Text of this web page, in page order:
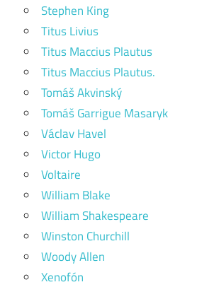
Stephen King
Titus Livius
Titus Maccius Plautus
Titus Maccius Plautus.
Tomáš Akvinský
Tomáš Garrigue Masaryk
Václav Havel
Victor Hugo
Voltaire
William Blake
William Shakespeare
Winston Churchill
Woody Allen
Xenofón